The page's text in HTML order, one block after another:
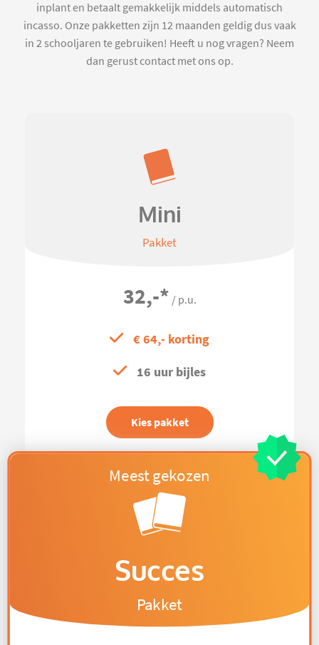
inplant en betaalt gemakkelijk middels automatisch
incasso. Onze pakketten zijn 12 maanden geldig dus vaak
in 2 schooljaren te gebruiken! Heeft u nog vragen? Neem
dan gerust contact met ons op.
Mini
Pakket
32,-* / p.u.
€ 64,- korting
16 uur bijles
Kies pakket
Succes
Pakket